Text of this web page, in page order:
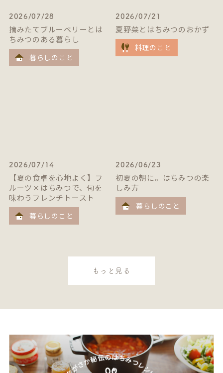
2026/07/28
摘みたてブルーベリーとは
ちみつのある暮らし
暮らしのこと
2026/07/21
夏野菜とはちみつのおかず
料理のこと
2026/07/14
【夏の食卓を心地よく】フ
ルーツ×はちみつで、旬を
味わうフレンチトースト
暮らしのこと
2026/06/23
初夏の朝に。はちみつの楽
しみ方
暮らしのこと
もっと見る